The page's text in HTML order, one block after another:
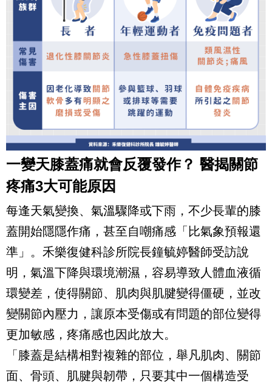
一變天膝蓋痛就會反覆發作？ 醫揭關節
疼痛3大可能原因
每逢天氣變換、氣溫驟降或下雨，不少長輩的膝
蓋開始隱隱作痛，甚至自嘲痛感「比氣象預報還
準」。禾樂復健科診所院長鐘毓婷醫師受訪說
明，氣溫下降與環境潮濕，容易導致人體血液循
環變差，使得關節、肌肉與肌腱變得僵硬，並改
變關節內壓力，讓原本受傷或有問題的部位變得
更加敏感，疼痛感也因此放大。
「膝蓋是結構相對複雜的部位，舉凡肌肉、關節
面、骨頭、肌腱與韌帶，只要其中一個構造受